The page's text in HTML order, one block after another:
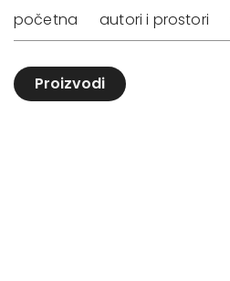
početna autori i prostori
Proizvodi